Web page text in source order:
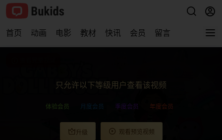
首页 动画 电影 教材 快讯 会员 留言
只允许以下等级用户查看该视频
体验会员 月度会员 季度会员 年度会员
升级 观看预览视频